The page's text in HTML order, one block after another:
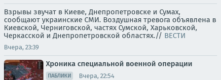
Взрывы звучат в Киеве, Днепропетровске и Сумах,
сообщают украинские СМИ. Воздушная тревога объявлена в
Киевской, Черниговской, частях Сумской, Харьковской,
Черкасской и Днепропетровской областях.// ВЕСТИ
Вчера, 23:39
Хроника специальной военной операции
ПАБЛИКИ Вчера, 22:54